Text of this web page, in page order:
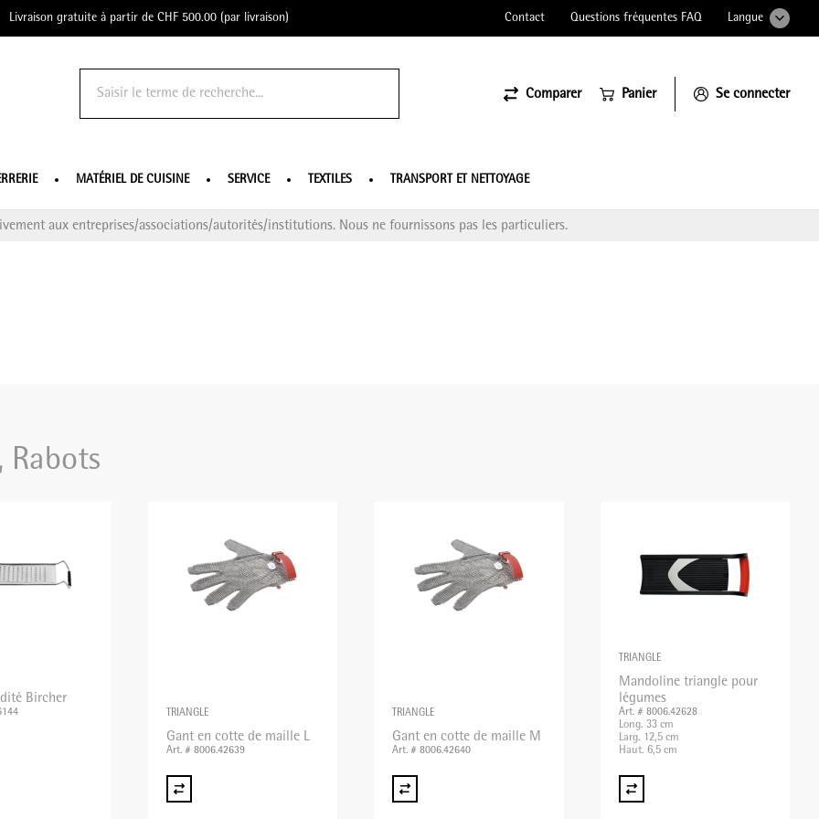
Livraison gratuite à partir de CHF 500.00 (par livraison) Contact Questions fréquentes FAQ Langue
Comparer Panier Se connecter
MATÉRIEL DE CUISINE SERVICE TEXTILES TRANSPORT ET NETTOYAGE
aux entreprises/associations/autorités/institutions. Nous ne fournissons pas les particuliers.
Rabots
Bircher
TRIANGLE
Gant en cotte de maille L
Art. # 8006.42639
TRIANGLE
Gant en cotte de maille M
Art. # 8006.42640
TRIANGLE
Mandoline triangle pour
légumes
Art. # 8006.42628
Long. 33 cm
Larg. 12,5 cm
Haut. 6,5 cm